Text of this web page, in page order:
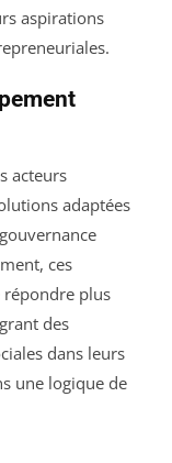
aspirations
acteurs
adaptées
ces
répondre plus
des
dans leurs
une logique de